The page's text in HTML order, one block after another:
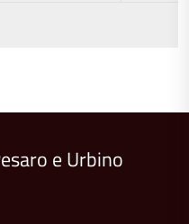
e Urbino